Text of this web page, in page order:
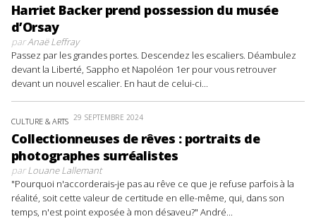
Harriet Backer prend possession du musée
d’Orsay
parAnaë Leffray
Passez par les grandes portes. Descendez les escaliers. Déambulez
devant la Liberté, Sappho et Napoléon 1er pour vous retrouver
devant un nouvel escalier. En haut de celui-ci...
CULTURE & ARTS 29 SEPTEMBRE 2024
Collectionneuses de rêves : portraits de
photographes surréalistes
parLouane Lallemant
"Pourquoi n'accorderais-je pas au rêve ce que je refuse parfois à la
réalité, soit cette valeur de certitude en elle-même, qui, dans son
temps, n'est point exposée à mon désaveu?" André...